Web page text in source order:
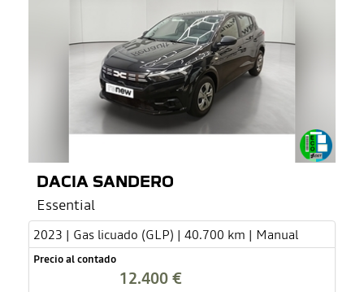
DACIA SANDERO
Essential
2023 | Gas licuado (GLP) | 40.700 km | Manual
Precio al contado
12.400 €